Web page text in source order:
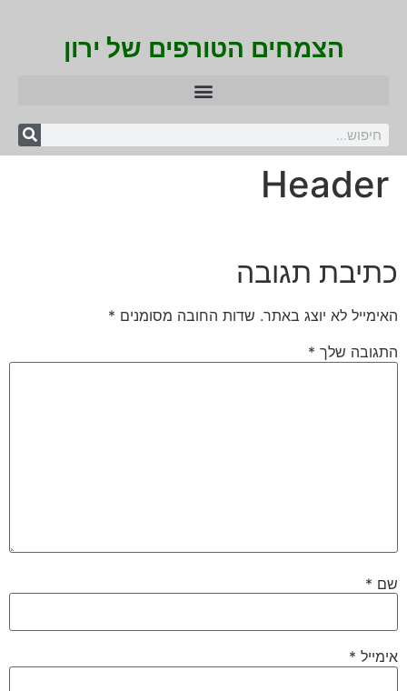
הצמחים הטורפים של ירון
Header
כתיבת תגובה
האימייל לא יוצג באתר. שדות החובה מסומנים *
התגובה שלך *
שם *
אימייל *